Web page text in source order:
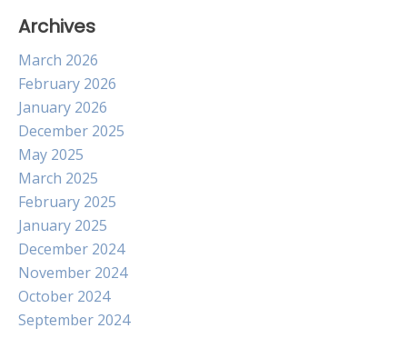
Archives
March 2026
February 2026
January 2026
December 2025
May 2025
March 2025
February 2025
January 2025
December 2024
November 2024
October 2024
September 2024